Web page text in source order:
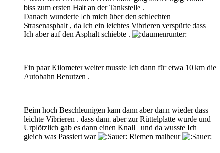
biss zum ersten Halt an der Tankstelle .
Danach wunderte Ich mich über den schlechten
Strasenasphalt , da Ich ein leichtes Vibrieren verspürte dass
Ich aber auf den Asphalt schiebte .
Ein paar Kilometer weiter musste Ich dann für etwa 10 km die
Autobahn Benutzen .
Beim hoch Beschleunigen kam dann aber dann wieder dass
leichte Vibrieren , dass dann aber zur Rüttelplatte wurde und
Urplötzlich gab es dann einen Knall , und da wusste Ich
gleich was Passiert war
Riemen malheur